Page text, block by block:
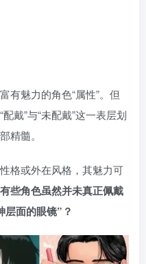
有魅力的角色“属性”。但
戴”与“未配戴”这一表层划
精髓。
格或外在风格，其魅力可
些角色虽然并未真正佩戴
层面的眼镜”？